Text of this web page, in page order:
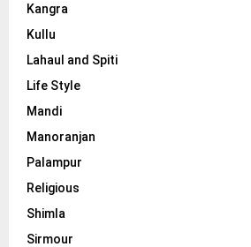
Kangra
Kullu
Lahaul and Spiti
Life Style
Mandi
Manoranjan
Palampur
Religious
Shimla
Sirmour